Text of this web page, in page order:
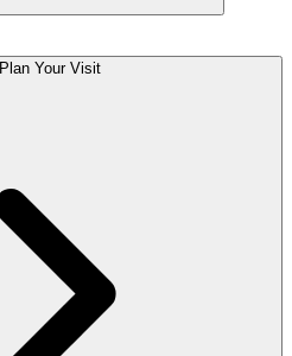
Plan Your Visit